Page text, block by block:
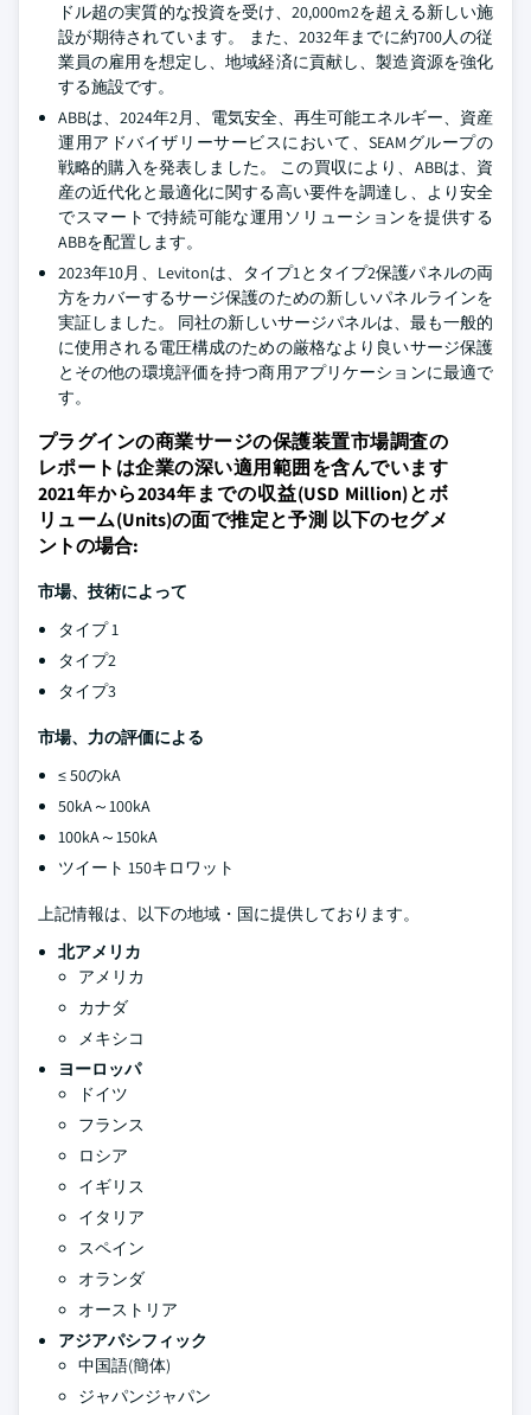
ドル超の実質的な投資を受け、20,000m2を超える新しい施
設が期待されています。 また、2032年までに約700人の従
業員の雇用を想定し、地域経済に貢献し、製造資源を強化
する施設です。
ABBは、2024年2月、電気安全、再生可能エネルギー、資産
運用アドバイザリーサービスにおいて、SEAMグループの
戦略的購入を発表しました。 この買収により、ABBは、資
産の近代化と最適化に関する高い要件を調達し、より安全
でスマートで持続可能な運用ソリューションを提供する
ABBを配置します。
2023年10月、Levitonは、タイプ1とタイプ2保護パネルの両
方をカバーするサージ保護のための新しいパネルラインを
実証しました。 同社の新しいサージパネルは、最も一般的
に使用される電圧構成のための厳格なより良いサージ保護
とその他の環境評価を持つ商用アプリケーションに最適で
す。
プラグインの商業サージの保護装置市場調査の
レポートは企業の深い適用範囲を含んでいます
2021年から2034年までの収益(USD Million)とボ
リューム(Units)の面で推定と予測 以下のセグメ
ントの場合:
市場、技術によって
タイプ 1
タイプ2
タイプ3
市場、力の評価による
≤ 50のkA
50kA～100kA
100kA～150kA
ツイート 150キロワット
上記情報は、以下の地域・国に提供しております。
北アメリカ
アメリカ
カナダ
メキシコ
ヨーロッパ
ドイツ
フランス
ロシア
イギリス
イタリア
スペイン
オランダ
オーストリア
アジアパシフィック
中国語(簡体)
ジャパンジャパン